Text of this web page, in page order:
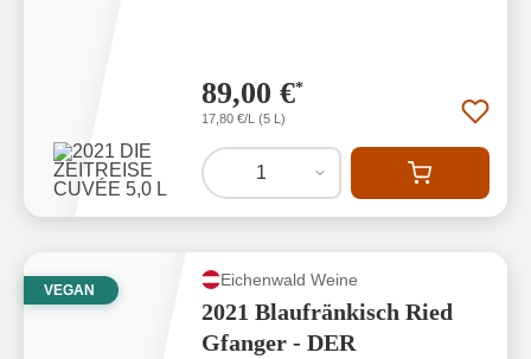
89,00 €*
17,80 €/L (5 L)
1
VEGAN
Eichenwald Weine
2021 Blaufränkisch Ried
Gfanger - DER